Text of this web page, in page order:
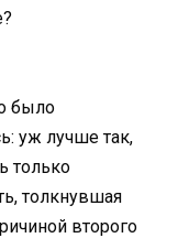
было
уж лучше так,
только
толкнувшая
второго